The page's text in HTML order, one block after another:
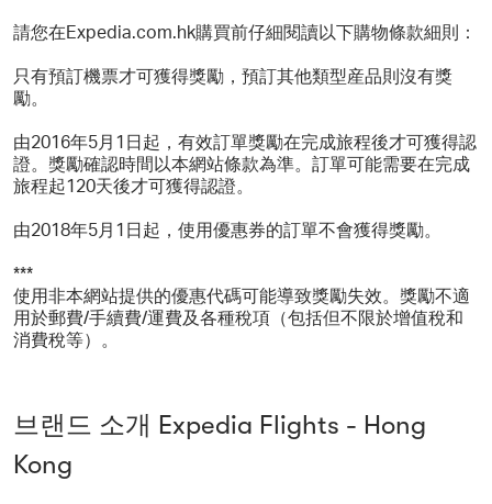
請您在Expedia.com.hk購買前仔細閱讀以下購物條款細則：
只有預訂機票才可獲得獎勵，預訂其他類型産品則沒有獎
勵。
由2016年5月1日起，有效訂單獎勵在完成旅程後才可獲得認
證。獎勵確認時間以本網站條款為準。訂單可能需要在完成
旅程起120天後才可獲得認證。
由2018年5月1日起，使用優惠券的訂單不會獲得獎勵。
***
使用非本網站提供的優惠代碼可能導致獎勵失效。獎勵不適
用於郵費/手續費/運費及各種稅項（包括但不限於增值稅和
消費稅等）。
브랜드 소개 Expedia Flights - Hong
Kong